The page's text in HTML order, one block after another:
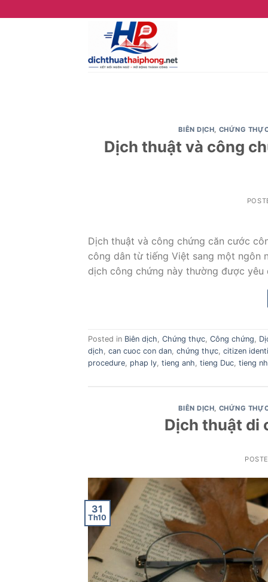
to
BIÊN DỊCH, CHỨNG
Dịch thuật và công
Dịch thuật và công chứng căn cước
công dân từ tiếng Việt sang một ngôn
dịch công chứng này thường được
Posted in Biên dịch, Chứng thực, Công chứng,
dịch, can cuoc con dan, chứng thực, citizen
procedure, phap ly, tieng anh, tieng Duc, tieng
BIÊN DỊCH, CHỨNG
Dịch thuật di
31
Th10